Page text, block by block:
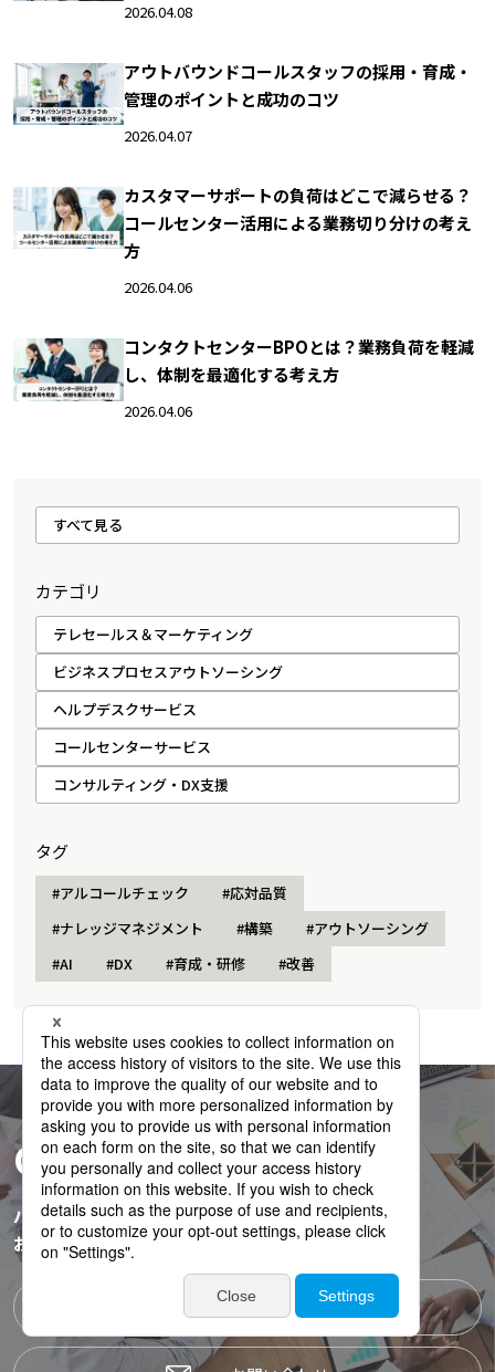
2026.04.08
アウトバウンドコールスタッフの採用・育成・
管理のポイントと成功のコツ
2026.04.07
カスタマーサポートの負荷はどこで減らせる？
コールセンター活用による業務切り分けの考え
方
2026.04.06
コンタクトセンターBPOとは？業務負荷を軽減
し、体制を最適化する考え方
2026.04.06
すべて見る
カテゴリ
テレセールス＆マーケティング
ビジネスプロセスアウトソーシング
ヘルプデスクサービス
コールセンターサービス
コンサルティング・DX支援
タグ
#アルコールチェック
#応対品質
#ナレッジマネジメント
#構築
#アウトソーシング
#AI
#DX #育成・研修 #改善
CONTACT
パーソルビジネスプロセスデザインへ
お気軽にお問い合わせください。
資料ダウンロード一覧